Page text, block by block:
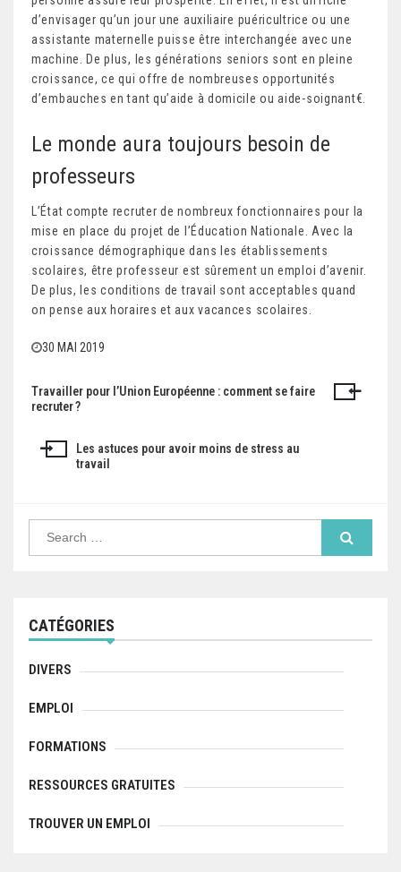
d’envisager qu’un jour une auxiliaire puéricultrice ou une
assistante maternelle puisse être interchangée avec une
machine. De plus, les générations seniors sont en pleine
croissance, ce qui offre de nombreuses opportunités
d’embauches en tant qu’aide à domicile ou aide-soignant€.
Le monde aura toujours besoin de
professeurs
L’État compte recruter de nombreux fonctionnaires pour la
mise en place du projet de l’Éducation Nationale. Avec la
croissance démographique dans les établissements
scolaires, être professeur est sûrement un emploi d’avenir.
De plus, les conditions de travail sont acceptables quand
on pense aux horaires et aux vacances scolaires.
30 MAI 2019
N
g
a
i
e
l
’
Travailler pour l’Union Européenne : comment se faire
recruter ?
Les astuces pour avoir moins de stress au
travail
a
f
o
:
CATÉGORIES
DIVERS
EMPLOI
FORMATIONS
RESSOURCES GRATUITES
TROUVER UN EMPLOI